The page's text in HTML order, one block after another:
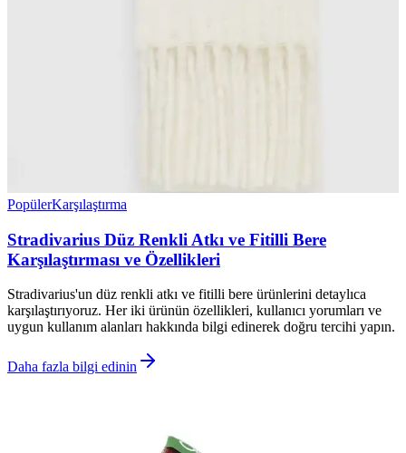
PopülerKarşılaştırma
Stradivarius Düz Renkli Atkı ve Fitilli Bere
Karşılaştırması ve Özellikleri
Stradivarius'un düz renkli atkı ve fitilli bere ürünlerini detaylıca
karşılaştırıyoruz. Her iki ürünün özellikleri, kullanıcı yorumları ve
uygun kullanım alanları hakkında bilgi edinerek doğru tercihi yapın.
Daha fazla bilgi edinin